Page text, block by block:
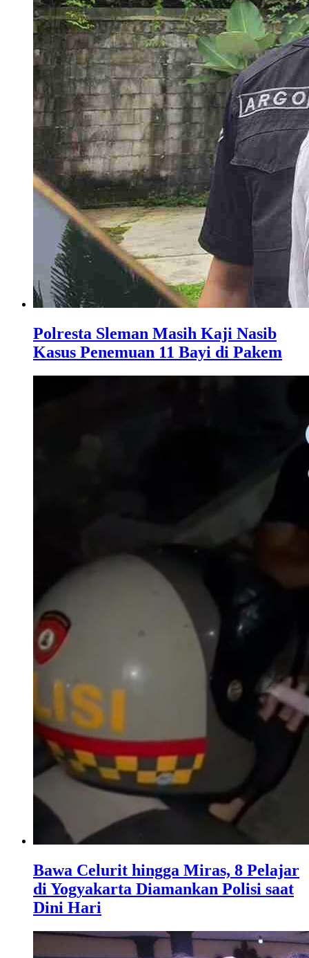
Polresta Sleman Masih Kaji Nasib
Kasus Penemuan 11 Bayi di Pakem
Bawa Celurit hingga Miras, 8 Pelajar
di Yogyakarta Diamankan Polisi saat
Dini Hari